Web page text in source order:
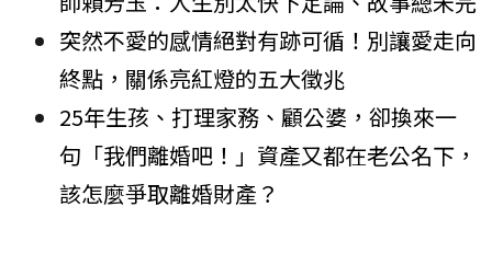
突然不愛的感情絕對有跡可循！別讓愛走向
終點，關係亮紅燈的五大徵兆
25年生孩、打理家務、顧公婆，卻換來一
句「我們離婚吧！」資產又都在老公名下，
該怎麼爭取離婚財產？